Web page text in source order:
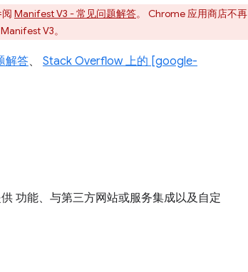
Manifest V3 - 常见问题解答。 Chrome 应用商店不再
V3。
解答、 Stack Overflow 上的 [google-
功能、与第三方网站或服务集成以及自定